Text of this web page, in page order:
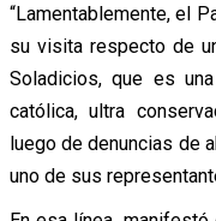
“Lamentablemente, el
su visita respecto de
Soladicios, que es
católica, ultra
luego de denuncias de
uno de sus